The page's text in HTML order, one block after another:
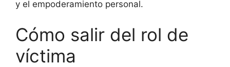
y el empoderamiento personal.
Cómo salir del rol de
víctima